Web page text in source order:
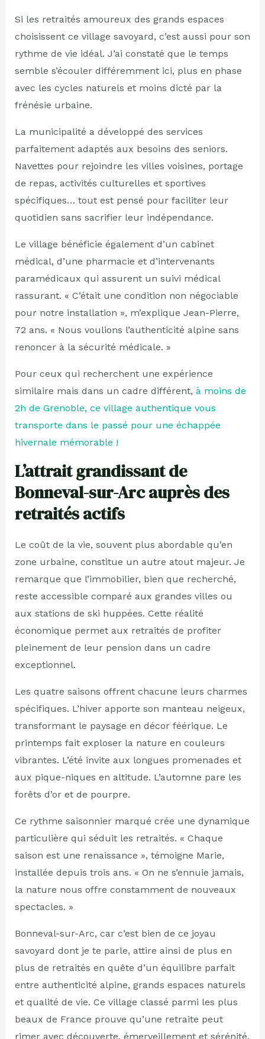
Si les retraités amoureux des grands espaces
choisissent ce village savoyard, c’est aussi pour son
rythme de vie idéal. J’ai constaté que le temps
semble s’écouler différemment ici, plus en phase
avec les cycles naturels et moins dicté par la
frénésie urbaine.
La municipalité a développé des services
parfaitement adaptés aux besoins des seniors.
Navettes pour rejoindre les villes voisines, portage
de repas, activités culturelles et sportives
spécifiques… tout est pensé pour faciliter leur
quotidien sans sacrifier leur indépendance.
Le village bénéficie également d’un cabinet
médical, d’une pharmacie et d’intervenants
paramédicaux qui assurent un suivi médical
rassurant. « C’était une condition non négociable
pour notre installation », m’explique Jean-Pierre,
72 ans. « Nous voulions l’authenticité alpine sans
renoncer à la sécurité médicale. »
Pour ceux qui recherchent une expérience
similaire mais dans un cadre différent, à moins de
2h de Grenoble, ce village authentique vous
transporte dans le passé pour une échappée
hivernale mémorable !
L’attrait grandissant de
Bonneval-sur-Arc auprès des
retraités actifs
Le coût de la vie, souvent plus abordable qu’en
zone urbaine, constitue un autre atout majeur. Je
remarque que l’immobilier, bien que recherché,
reste accessible comparé aux grandes villes ou
aux stations de ski huppées. Cette réalité
économique permet aux retraités de profiter
pleinement de leur pension dans un cadre
exceptionnel.
Les quatre saisons offrent chacune leurs charmes
spécifiques. L’hiver apporte son manteau neigeux,
transformant le paysage en décor féérique. Le
printemps fait exploser la nature en couleurs
vibrantes. L’été invite aux longues promenades et
aux pique-niques en altitude. L’automne pare les
forêts d’or et de pourpre.
Ce rythme saisonnier marqué crée une dynamique
particulière qui séduit les retraités. « Chaque
saison est une renaissance », témoigne Marie,
installée depuis trois ans. « On ne s’ennuie jamais,
la nature nous offre constamment de nouveaux
spectacles. »
Bonneval-sur-Arc, car c’est bien de ce joyau
savoyard dont je te parle, attire ainsi de plus en
plus de retraités en quête d’un équilibre parfait
entre authenticité alpine, grands espaces naturels
et qualité de vie. Ce village classé parmi les plus
beaux de France prouve qu’une retraite peut
rimer avec découverte, émerveillement et sérénité.